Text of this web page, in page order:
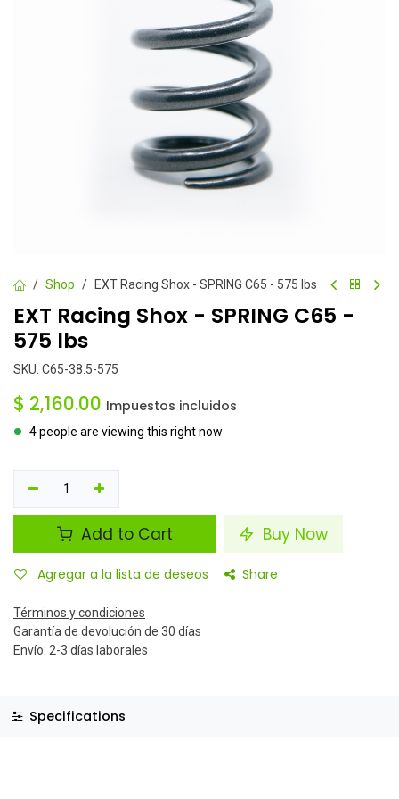
Shop EXT Racing Shox - SPRING C65 - 575 lbs
EXT Racing Shox - SPRING C65 -
575 lbs
SKU: C65-38.5-575
$ 2,160.00 Impuestos incluidos
4 people are viewing this right now
Add to Cart Buy Now
Agregar a la lista de deseos Share
Términos y condiciones
Garantía de devolución de 30 días
Envío: 2-3 días laborales
Specifications